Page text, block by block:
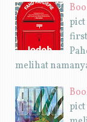
melihat